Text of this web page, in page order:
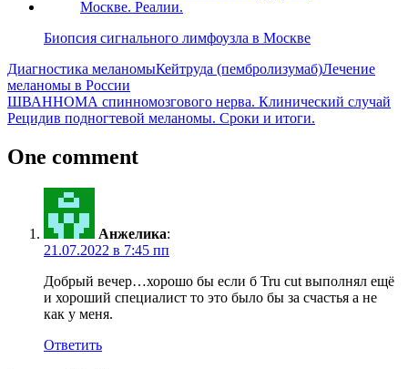
Биопсия сигнального лимфоузла в Москве
Диагностика меланомыКейтруда (пембролизумаб)Лечение
меланомы в России
Навигация
по
записям
Previous
Post:
ШВАННОМА спинномозгового нерва. Клинический случай
Next
Рецидив подногтевой меланомы. Сроки и итоги.
One comment
Анжелика:
21.07.2022 в 7:45 пп
Добрый вечер…хорошо бы если б Tru cut выполнял ещё
и хороший специалист то это было бы за счастья а не
как у меня.
Ответить